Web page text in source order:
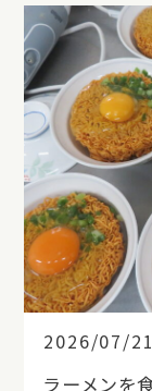
2026/07/21
ラーメンを